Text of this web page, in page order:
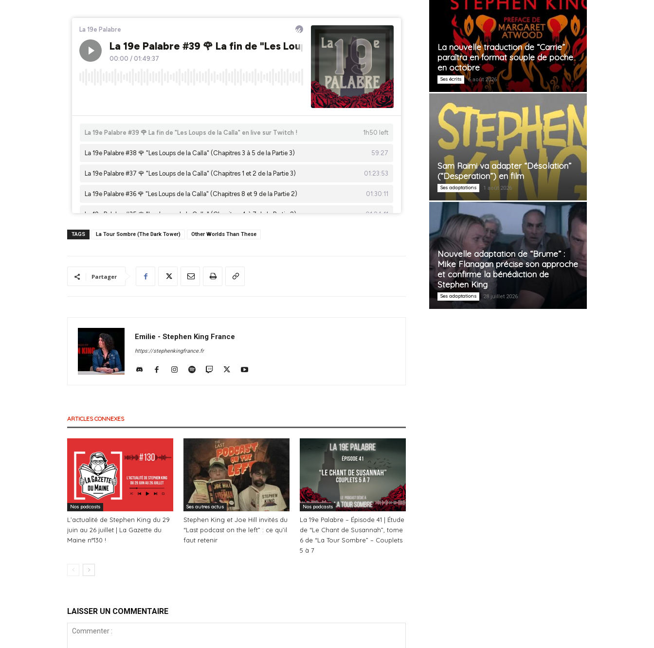
TAGS La Tour Sombre (The Dark Tower) Other Worlds Than These
Partager
Emilie - Stephen King France
https://stephenkingfrance.fr
ARTICLES CONNEXES
Nos podcasts
L’actualité de Stephen King du 29
juin au 26 juillet | La Gazette du
Maine n°130 !
Ses autres actus
Stephen King et Joe Hill invités du
“Last podcast on the left” : ce qu’il
faut retenir
Nos podcasts
La 19e Palabre – Épisode 41 | Étude
de “Le Chant de Susannah”, tome
6 de “La Tour Sombre” – Couplets
5 à 7
LAISSER UN COMMENTAIRE
La nouvelle traduction de “Carrie”
paraîtra en format souple de poche
en octobre
Ses écrits 6 août 2026
Sam Raimi va adapter “Désolation”
(“Desperation”) en film
Ses adaptations 1 août 2026
Nouvelle adaptation de “Brume” :
Mike Flanagan précise son approche
et confirme la bénédiction de
Stephen King
Ses adaptations 28 juillet 2026